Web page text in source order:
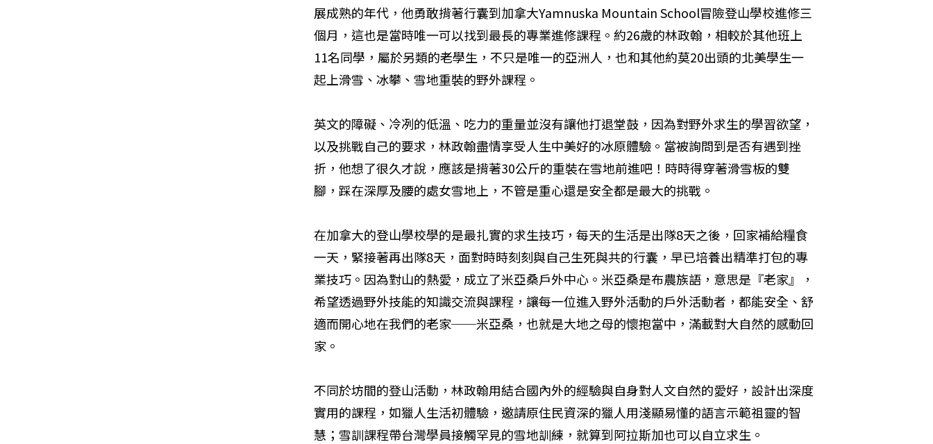
展成熟的年代，他勇敢揹著行囊到加拿大Yamnuska Mountain School冒險登山學校進修三
個月，這也是當時唯一可以找到最長的專業進修課程。約26歲的林政翰，相較於其他班上
11名同學，屬於另類的老學生，不只是唯一的亞洲人，也和其他約莫20出頭的北美學生一
起上滑雪、冰攀、雪地重裝的野外課程。
英文的障礙、冷冽的低溫、吃力的重量並沒有讓他打退堂鼓，因為對野外求生的學習欲望，
以及挑戰自己的要求，林政翰盡情享受人生中美好的冰原體驗。當被詢問到是否有遇到挫
折，他想了很久才說，應該是揹著30公斤的重裝在雪地前進吧！時時得穿著滑雪板的雙
腳，踩在深厚及腰的處女雪地上，不管是重心還是安全都是最大的挑戰。
在加拿大的登山學校學的是最扎實的求生技巧，每天的生活是出隊8天之後，回家補給糧食
一天，緊接著再出隊8天，面對時時刻刻與自己生死與共的行囊，早已培養出精準打包的專
業技巧。因為對山的熱愛，成立了米亞桑戶外中心。米亞桑是布農族語，意思是『老家』，
希望透過野外技能的知識交流與課程，讓每一位進入野外活動的戶外活動者，都能安全、舒
適而開心地在我們的老家──米亞桑，也就是大地之母的懷抱當中，滿載對大自然的感動回
家。
不同於坊間的登山活動，林政翰用結合國內外的經驗與自身對人文自然的愛好，設計出深度
實用的課程，如獵人生活初體驗，邀請原住民資深的獵人用淺顯易懂的語言示範祖靈的智
慧；雪訓課程帶台灣學員接觸罕見的雪地訓練，就算到阿拉斯加也可以自立求生。